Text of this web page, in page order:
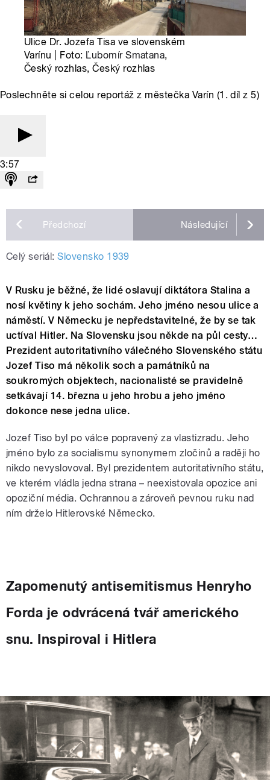
Ulice Dr. Jozefa Tisa ve slovenském
Varínu | Foto: Ľubomír Smatana,
Český rozhlas, Český rozhlas
Poslechněte si celou reportáž z městečka Varín (1. díl z 5)
3:57
Předchozí Následující
Celý seriál: Slovensko 1939
V Rusku je běžné, že lidé oslavují diktátora Stalina a
nosí květiny k jeho sochám. Jeho jméno nesou ulice a
náměstí. V Německu je nepředstavitelné, že by se tak
uctíval Hitler. Na Slovensku jsou někde na půl cesty…
Prezident autoritativního válečného Slovenského státu
Jozef Tiso má několik soch a památníků na
soukromých objektech, nacionalisté se pravidelně
setkávají 14. března u jeho hrobu a jeho jméno
dokonce nese jedna ulice.
Jozef Tiso byl po válce popravený za vlastizradu. Jeho
jméno bylo za socialismu synonymem zločinů a raději ho
nikdo nevyslovoval. Byl prezidentem autoritativního státu,
ve kterém vládla jedna strana – neexistovala opozice ani
opoziční média. Ochrannou a zároveň pevnou ruku nad
ním drželo Hitlerovské Německo.
Zapomenutý antisemitismus Henryho
Forda je odvrácená tvář amerického
snu. Inspiroval i Hitlera